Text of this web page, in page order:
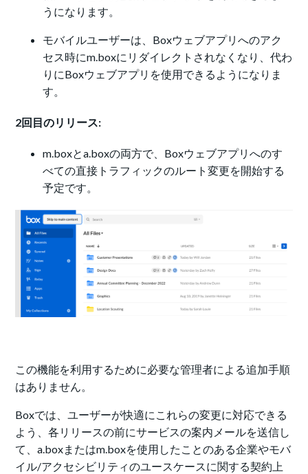
うになります。
モバイルユーザーは、Boxウェブアプリへのアク
セス時にm.boxにリダイレクトされなくなり、代わ
りにBoxウェブアプリを使用できるようになりま
す。
2回目のリリース:
m.boxとa.boxの両方で、Boxウェブアプリへのす
べての直接トラフィックのルート変更を開始する
予定です。
この機能を利用するために必要な管理者による追加手順
はありません。
Boxでは、ユーザーが快適にこれらの変更に対応できる
よう、各リリースの前にサービスの案内メールを送信し
て、a.boxまたはm.boxを使用したことのある企業やモバ
イル/アクセシビリティのユースケースに関する契約上